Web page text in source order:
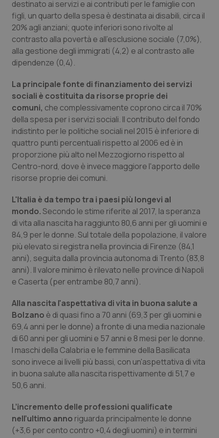
destinato ai servizi e ai contributi per le famiglie con
figli, un quarto della spesa è destinata ai disabili, circa il
20% agli anziani; quote inferiori sono rivolte al
contrasto alla povertà e all'esclusione sociale (7,0%),
alla gestione degli immigrati (4,2) e al contrasto alle
dipendenze (0,4).
La principale fonte di finanziamento dei servizi
sociali è costituita da risorse proprie dei
comuni, che complessivamente coprono circa il 70%
della spesa per i servizi sociali. Il contributo del fondo
indistinto per le politiche sociali nel 2015 è inferiore di
quattro punti percentuali rispetto al 2006 ed è in
proporzione più alto nel Mezzogiorno rispetto al
Centro-nord, dove è invece maggiore l'apporto delle
risorse proprie dei comuni.
L'Italia è da tempo tra i paesi più longevi al
mondo.Secondo le stime riferite al 2017, la speranza
di vita alla nascita ha raggiunto 80,6 anni per gli uomini e
84,9 per le donne. Sul totale della popolazione, il valore
più elevato si registra nella provincia di Firenze (84,1
anni), seguita dalla provincia autonoma di Trento (83,8
anni). Il valore minimo è rilevato nelle province di Napoli
e Caserta (per entrambe 80,7 anni).
Alla nascita l'aspettativa di vita in buona salute a
Bolzano è di quasi fino a 70 anni (69,3 per gli uomini e
69,4 anni per le donne) a fronte di una media nazionale
di 60 anni per gli uomini e 57 anni e 8 mesi per le donne.
I maschi della Calabria e le femmine della Basilicata
sono invece ai livelli più bassi, con un'aspettativa di vita
in buona salute alla nascita rispettivamente di 51,7 e
50,6 anni.
L’incremento delle professioni qualificate
nell’ultimo anno riguarda principalmente le donne
(+3,6 per cento contro +0,4 degli uomini) e in termini
Necessari
I cookie necessari contribuiscono a rendere fruibile il
sito web abilitandone funzionalità di base quali la
navigazione sulle pagine e l'accesso alle aree
protette del sito. Il sito web non è in grado di
funzionare correttamente senza questi cookie.
Nome
Fornitore / Dominio
VISITOR_PRIVACY_METADATA
YouTube
.youtube.com
CookieScriptConsent
CookieScript
www.quotidianosanita.it
tracking-sites-ironfish-
tracking-enable
www.quotidianosanita.it